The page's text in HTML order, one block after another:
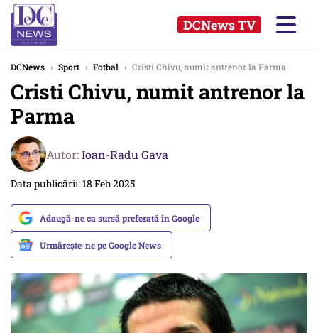
DCNews TV
DCNews › Sport › Fotbal › Cristi Chivu, numit antrenor la Parma
Cristi Chivu, numit antrenor la
Parma
Autor:Ioan-Radu Gava
Data publicării: 18 Feb 2025
Adaugă-ne ca sursă preferată în Google
Urmărește-ne pe Google News